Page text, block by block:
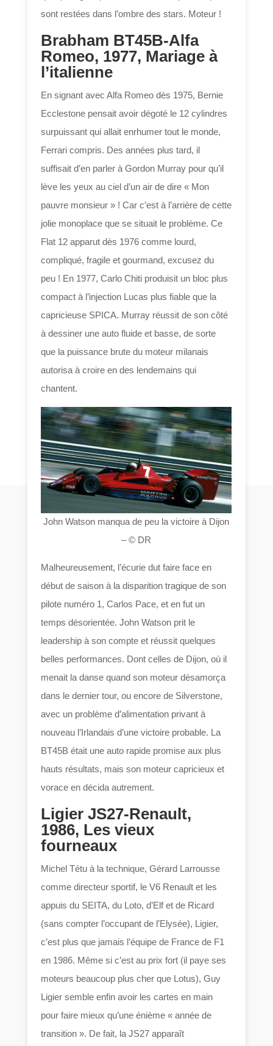
sont restées dans l’ombre des stars. Moteur !
Brabham BT45B-Alfa
Romeo, 1977, Mariage à
l’italienne
En signant avec Alfa Romeo dès 1975, Bernie
Ecclestone pensait avoir dégoté le 12 cylindres
surpuissant qui allait enrhumer tout le monde,
Ferrari compris. Des années plus tard, il
suffisait d’en parler à Gordon Murray pour qu’il
lève les yeux au ciel d’un air de dire « Mon
pauvre monsieur » ! Car c’est à l’arrière de cette
jolie monoplace que se situait le problème. Ce
Flat 12 apparut dès 1976 comme lourd,
compliqué, fragile et gourmand, excusez du
peu ! En 1977, Carlo Chiti produisit un bloc plus
compact à l’injection Lucas plus fiable que la
capricieuse SPICA. Murray réussit de son côté
à dessiner une auto fluide et basse, de sorte
que la puissance brute du moteur milanais
autorisa à croire en des lendemains qui
chantent.
John Watson manqua de peu la victoire à Dijon
– © DR
Malheureusement, l’écurie dut faire face en
début de saison à la disparition tragique de son
pilote numéro 1, Carlos Pace, et en fut un
temps désorientée. John Watson prit le
leadership à son compte et réussit quelques
belles performances. Dont celles de Dijon, où il
menait la danse quand son moteur désamorça
dans le dernier tour, ou encore de Silverstone,
avec un problème d’alimentation privant à
nouveau l’Irlandais d’une victoire probable. La
BT45B était une auto rapide promise aux plus
hauts résultats, mais son moteur capricieux et
vorace en décida autrement.
Ligier JS27-Renault,
1986, Les vieux
fourneaux
Michel Tétu à la technique, Gérard Larrousse
comme directeur sportif, le V6 Renault et les
appuis du SEITA, du Loto, d’Elf et de Ricard
(sans compter l’occupant de l’Elysée), Ligier,
c’est plus que jamais l’équipe de France de F1
en 1986. Même si c’est au prix fort (il paye ses
moteurs beaucoup plus cher que Lotus), Guy
Ligier semble enfin avoir les cartes en main
pour faire mieux qu’une énième « année de
transition ». De fait, la JS27 apparaît